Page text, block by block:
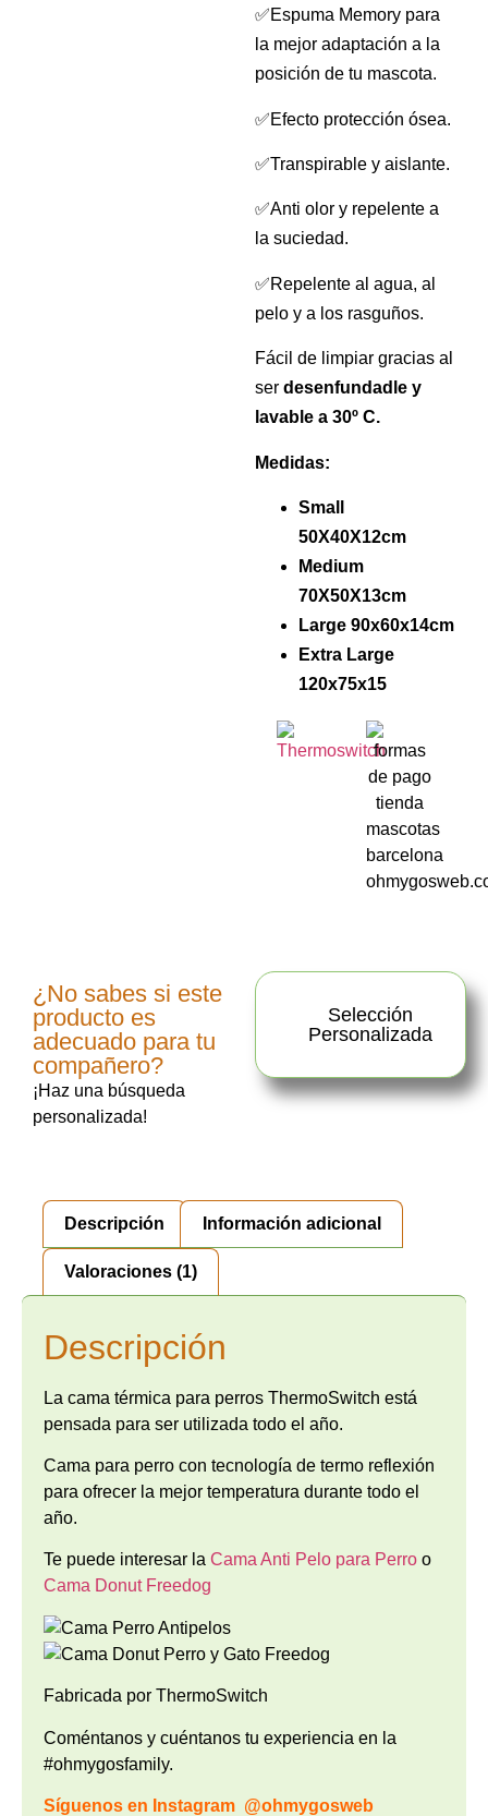
✅Espuma Memory para
la mejor adaptación a la
posición de tu mascota.
✅Efecto protección ósea.
✅Transpirable y aislante.
✅Anti olor y repelente a
la suciedad.
✅Repelente al agua, al
pelo y a los rasguños.
Fácil de limpiar gracias al
serdesenfundadle y
lavable a 30º C.
Medidas:
Small
50X40X12cm
Medium
70X50X13cm
Large 90x60x14cm
Extra Large
120x75x15
¿No sabes si este
producto es
adecuado para tu
compañero?
¡Haz una búsqueda
personalizada!
Selección
Personalizada
Descripción Información adicional
Valoraciones (1)
Descripción
La cama térmica para perros ThermoSwitch está
pensada para ser utilizada todo el año.
Cama para perro con tecnología de termo reflexión
para ofrecer la mejor temperatura durante todo el
año.
Te puede interesar la Cama Anti Pelo para Perro o
Cama Donut Freedog
Fabricada por ThermoSwitch
Coméntanos y cuéntanos tu experiencia en la
#ohmygosfamily.
Síguenos en Instagram @ohmygosweb